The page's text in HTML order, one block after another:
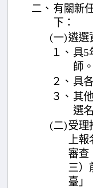
二、 有關新
下：
(一)遴選
１、 具5
師。
２、 具
３、 其
選
(二)受理
上
審查
三）
臺」